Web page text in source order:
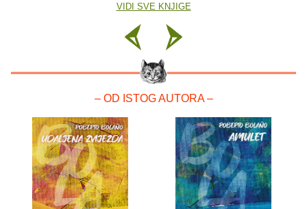
VIDI SVE KNJIGE
– OD ISTOG AUTORA –